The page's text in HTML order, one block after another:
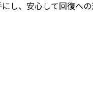
し、安心して回復へ